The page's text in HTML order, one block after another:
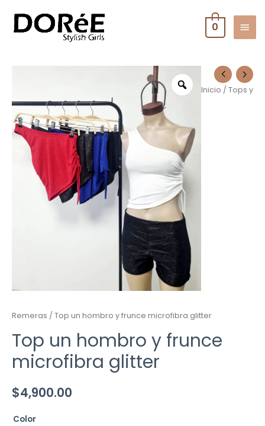
0
Inicio / Tops y
Remeras / Top un hombro y frunce microfibra glitter
Top un hombro y frunce
microfibra glitter
$4,900.00
Color